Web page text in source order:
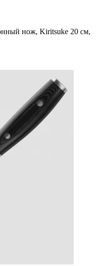
нож, Kiritsuke 20 см,